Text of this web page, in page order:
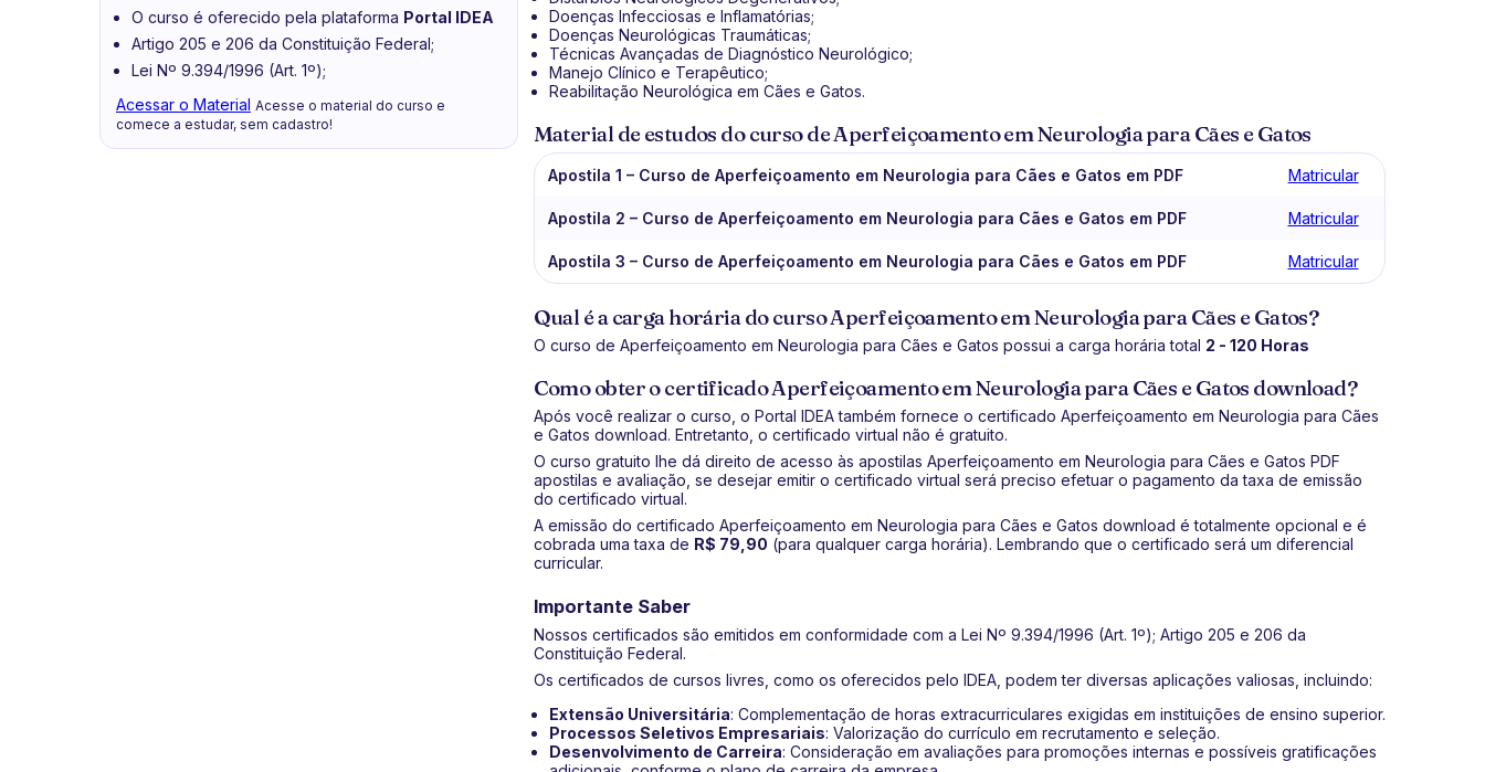
O curso é oferecido pela plataforma Portal IDEA
Artigo 205 e 206 da Constituição Federal;
Lei Nº 9.394/1996 (Art. 1º);
Acessar o Material Acesse o material do curso e
comece a estudar, sem cadastro!
Doenças Infecciosas e Inflamatórias;
Doenças Neurológicas Traumáticas;
Técnicas Avançadas de Diagnóstico Neurológico;
Manejo Clínico e Terapêutico;
Reabilitação Neurológica em Cães e Gatos.
Material de estudos do curso de Aperfeiçoamento em Neurologia para Cães e Gatos
Apostila 1 – Curso de Aperfeiçoamento em Neurologia para Cães e Gatos em PDF Matricular
Apostila 2 – Curso de Aperfeiçoamento em Neurologia para Cães e Gatos em PDF Matricular
Apostila 3 – Curso de Aperfeiçoamento em Neurologia para Cães e Gatos em PDF Matricular
Qual é a carga horária do curso Aperfeiçoamento em Neurologia para Cães e Gatos?
O curso de Aperfeiçoamento em Neurologia para Cães e Gatos possui a carga horária total 2 - 120 Horas
Como obter o certificado Aperfeiçoamento em Neurologia para Cães e Gatos download?
Após você realizar o curso, o Portal IDEA também fornece o certificado Aperfeiçoamento em Neurologia para Cães
e Gatos download. Entretanto, o certificado virtual não é gratuito.
O curso gratuito lhe dá direito de acesso às apostilas Aperfeiçoamento em Neurologia para Cães e Gatos PDF
apostilas e avaliação, se desejar emitir o certificado virtual será preciso efetuar o pagamento da taxa de emissão
do certificado virtual.
A emissão do certificado Aperfeiçoamento em Neurologia para Cães e Gatos download é totalmente opcional e é
cobrada uma taxa de R$ 79,90 (para qualquer carga horária). Lembrando que o certificado será um diferencial
curricular.
Importante Saber
Nossos certificados são emitidos em conformidade com a Lei Nº 9.394/1996 (Art. 1º); Artigo 205 e 206 da
Constituição Federal.
Os certificados de cursos livres, como os oferecidos pelo IDEA, podem ter diversas aplicações valiosas, incluindo:
Extensão Universitária: Complementação de horas extracurriculares exigidas em instituições de ensino superior.
Processos Seletivos Empresariais: Valorização do currículo em recrutamento e seleção.
Desenvolvimento de Carreira: Consideração em avaliações para promoções internas e possíveis gratificações